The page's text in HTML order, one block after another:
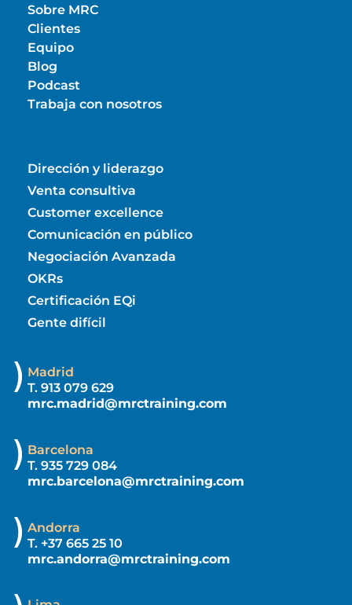
Sobre MRC
Clientes
Equipo
Blog
Podcast
Trabaja con nosotros
Dirección y liderazgo
Venta consultiva
Customer excellence
Comunicación en público
Negociación Avanzada
OKRs
Certificación EQi
Gente difícil
Madrid
T. 913 079 629
mrc.madrid@mrctraining.com
Barcelona
T. 935 729 084
mrc.barcelona@mrctraining.com
Andorra
T. +37 665 25 10
mrc.andorra@mrctraining.com